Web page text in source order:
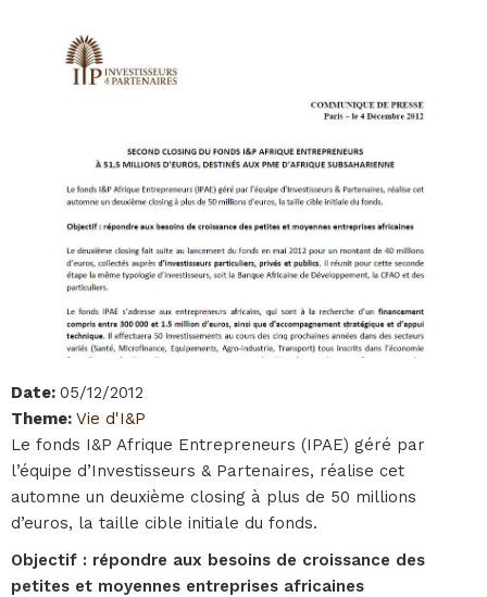
Date: 05/12/2012
Theme: Vie d'I&P
Le fonds I&P Afrique Entrepreneurs (IPAE) géré par
l’équipe d’Investisseurs & Partenaires, réalise cet
automne un deuxième closing à plus de 50 millions
d’euros, la taille cible initiale du fonds.
Objectif : répondre aux besoins de croissance des
petites et moyennes entreprises africaines